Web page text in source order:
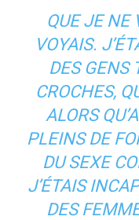
QUE JE NE
VOYAIS.
DES GENS
CROCHES,
ALORS
PLEINS DE
DU SEXE
J’ÉTAIS
DES